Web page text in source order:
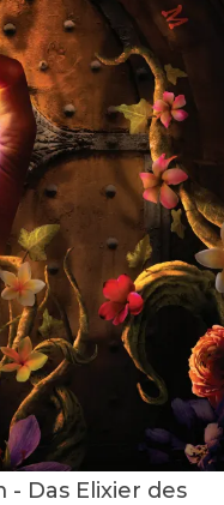
Das Elixier des